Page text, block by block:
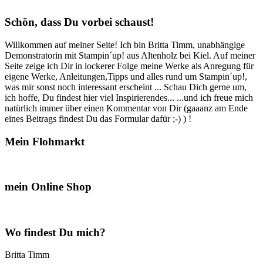
Schön, dass Du vorbei schaust!
Willkommen auf meiner Seite! Ich bin Britta Timm, unabhängige
Demonstratorin mit Stampin´up! aus Altenholz bei Kiel. Auf meiner
Seite zeige ich Dir in lockerer Folge meine Werke als Anregung für
eigene Werke, Anleitungen,Tipps und alles rund um Stampin´up!,
was mir sonst noch interessant erscheint ... Schau Dich gerne um,
ich hoffe, Du findest hier viel Inspirierendes... ...und ich freue mich
natürlich immer über einen Kommentar von Dir (gaaanz am Ende
eines Beitrags findest Du das Formular dafür ;-) ) !
Mein Flohmarkt
mein Online Shop
Wo findest Du mich?
Britta Timm